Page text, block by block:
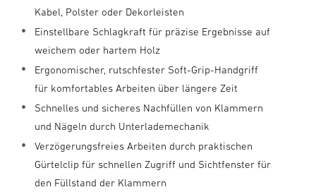
Kabel, Polster oder Dekorleisten
Einstellbare Schlagkraft für präzise Ergebnisse auf
weichem oder hartem Holz
Ergonomischer, rutschfester Soft-Grip-Handgriff
für komfortables Arbeiten über längere Zeit
Schnelles und sicheres Nachfüllen von Klammern
und Nägeln durch Unterlademechanik
Verzögerungsfreies Arbeiten durch praktischen
Gürtelclip für schnellen Zugriff und Sichtfenster für
den Füllstand der Klammern